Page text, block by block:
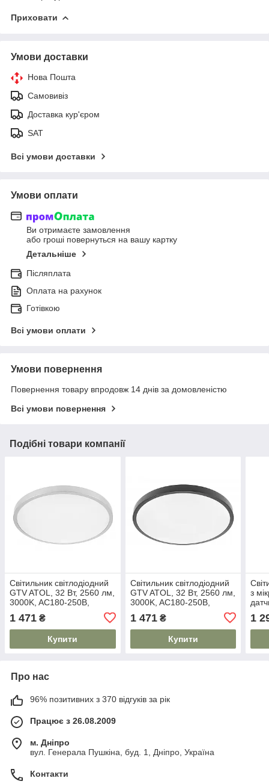
Приховати
Умови доставки
Нова Пошта
Самовивіз
Доставка кур'єром
SAT
Всі умови доставки
Умови оплати
Ви отримаєте замовлення
або гроші повернуться на вашу картку
Детальніше
Післяплата
Оплата на рахунок
Готівкою
Всі умови оплати
Умови повернення
Повернення товару впродовж 14 днів за домовленістю
Всі умови повернення
Подібні товари компанії
Світильник світлодіодний
GTV ATOL, 32 Вт, 2560 лм,
3000K, AC180-250В,
срібний
1 471 ₴
Купити
Світильник світлодіодний
GTV ATOL, 32 Вт, 2560 лм,
3000K, AC180-250В,
чорний
1 471₴
Купити
з
1
Про нас
96% позитивних з 370 відгуків за рік
Працює з 26.08.2009
м. Дніпро
вул. Генерала Пушкіна, буд. 1, Дніпро, Україна
Контакти